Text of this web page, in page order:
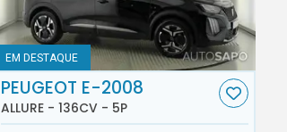
EM DESTAQUE
PEUGEOT E-2008
ALLURE - 136CV - 5P